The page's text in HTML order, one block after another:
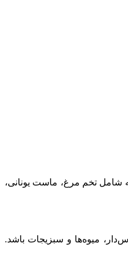
باشد. منابع خوب پروتئین برای صبحانه شامل تخم مرغ، ماست یونانی،
میوه‌ها و سبزیجات باشد.